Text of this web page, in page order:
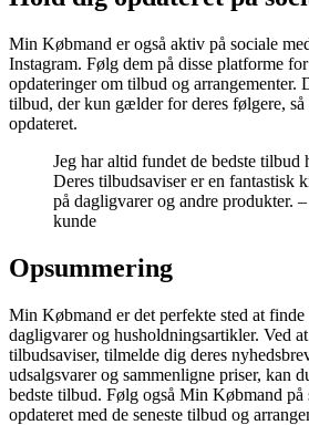
Min Købmand er også aktiv på sociale
Instagram. Følg dem på disse platforme for
opdateringer om tilbud og
tilbud, der kun gælder for deres følgere,
opdateret.
Jeg har altid fundet de bedste
Deres tilbudsaviser er en fantastisk
på dagligvarer og andre produkter.
kunde
Opsummering
Min Købmand er det perfekte sted at finde
dagligvarer og husholdningsartikler. Ved
tilbudsaviser, tilmelde dig deres
udsalgsvarer og sammenligne priser, kan
bedste tilbud. Følg også Min Købmand
opdateret med de seneste tilbud og